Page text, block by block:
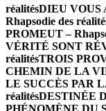
réalitésDIEU VOUS
Rhapsodie des
PROMEUT –
VÉRITÉ SONT
réalitésTROIS
CHEMIN DE LA
LE SUCCÈS PAR
réalitésDESTINÉE
PHÉNOMÈNE DU